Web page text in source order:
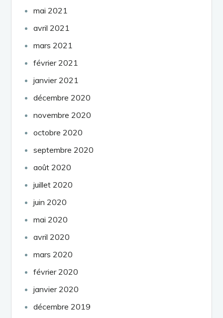
mai 2021
avril 2021
mars 2021
février 2021
janvier 2021
décembre 2020
novembre 2020
octobre 2020
septembre 2020
août 2020
juillet 2020
juin 2020
mai 2020
avril 2020
mars 2020
février 2020
janvier 2020
décembre 2019